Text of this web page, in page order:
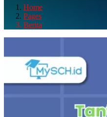
Home
Pages
Berita